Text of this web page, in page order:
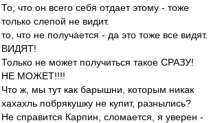
То, что он всего себя отдает этому - тоже
только слепой не видит.
то, что не получается - да это тоже все видят.
ВИДЯТ!
Только не может получиться такое СРАЗУ!
НЕ МОЖЕТ!!!!
Что ж, мы тут как барышни, которым никак
хахахль побрякушку не купит, разнылись?
Не справится Карпин, сломается, я уверен -